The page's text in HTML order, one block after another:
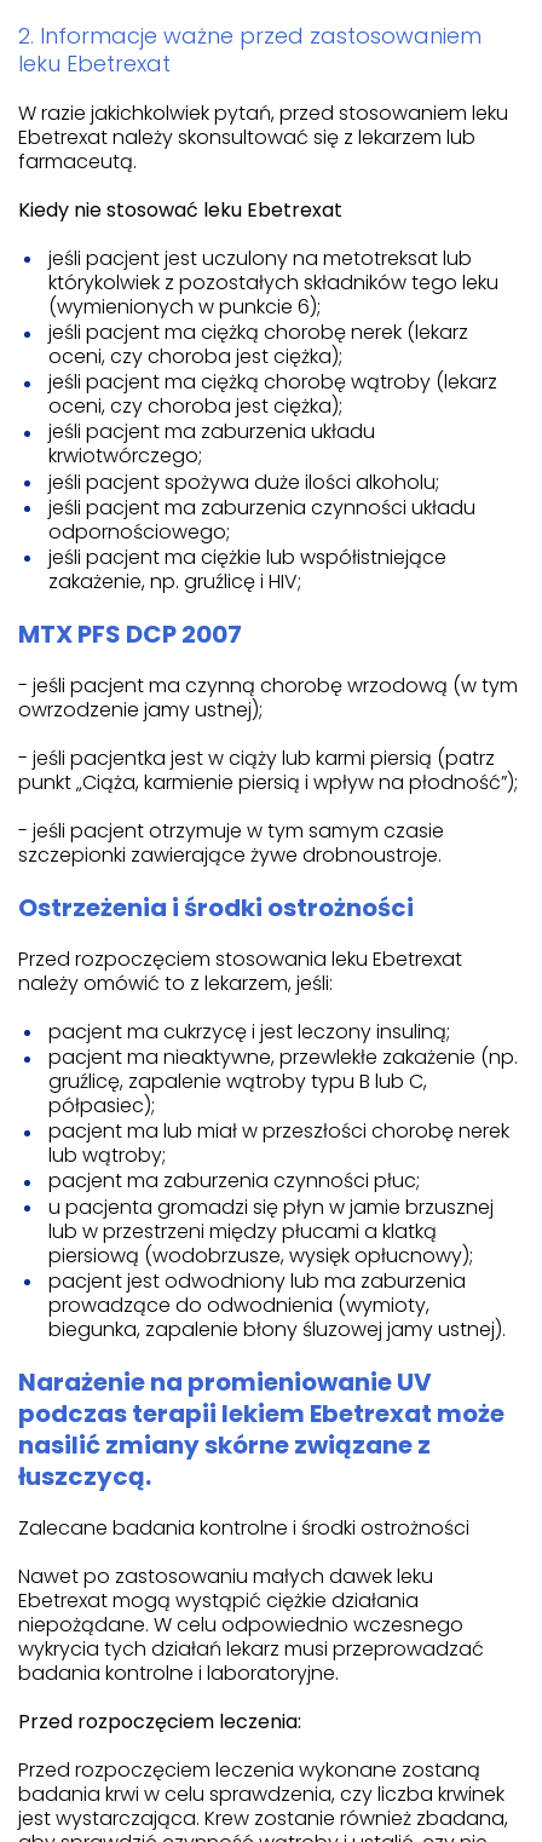
2. Informacje ważne przed zastosowaniem
leku Ebetrexat
W razie jakichkolwiek pytań, przed stosowaniem leku
Ebetrexat należy skonsultować się z lekarzem lub
farmaceutą.
Kiedy nie stosować leku Ebetrexat
jeśli pacjent jest uczulony na metotreksat lub
którykolwiek z pozostałych składników tego leku
(wymienionych w punkcie 6);
jeśli pacjent ma ciężką chorobę nerek (lekarz
oceni, czy choroba jest ciężka);
jeśli pacjent ma ciężką chorobę wątroby (lekarz
oceni, czy choroba jest ciężka);
jeśli pacjent ma zaburzenia układu
krwiotwórczego;
jeśli pacjent spożywa duże ilości alkoholu;
jeśli pacjent ma zaburzenia czynności układu
odpornościowego;
jeśli pacjent ma ciężkie lub współistniejące
zakażenie, np. gruźlicę i HIV;
MTX PFS DCP 2007
- jeśli pacjent ma czynną chorobę wrzodową (w tym
owrzodzenie jamy ustnej);
- jeśli pacjentka jest w ciąży lub karmi piersią (patrz
punkt „Ciąża, karmienie piersią i wpływ na płodność”);
- jeśli pacjent otrzymuje w tym samym czasie
szczepionki zawierające żywe drobnoustroje.
Ostrzeżenia i środki ostrożności
Przed rozpoczęciem stosowania leku Ebetrexat
należy omówić to z lekarzem, jeśli:
pacjent ma cukrzycę i jest leczony insuliną;
pacjent ma nieaktywne, przewlekłe zakażenie (np.
gruźlicę, zapalenie wątroby typu B lub C,
półpasiec);
pacjent ma lub miał w przeszłości chorobę nerek
lub wątroby;
pacjent ma zaburzenia czynności płuc;
u pacjenta gromadzi się płyn w jamie brzusznej
lub w przestrzeni między płucami a klatką
piersiową (wodobrzusze, wysięk opłucnowy);
pacjent jest odwodniony lub ma zaburzenia
prowadzące do odwodnienia (wymioty,
biegunka, zapalenie błony śluzowej jamy ustnej).
Narażenie na promieniowanie UV
podczas terapii lekiem Ebetrexat może
nasilić zmiany skórne związane z
łuszczycą.
Zalecane badania kontrolne i środki ostrożności
Nawet po zastosowaniu małych dawek leku
Ebetrexat mogą wystąpić ciężkie działania
niepożądane. W celu odpowiednio wczesnego
wykrycia tych działań lekarz musi przeprowadzać
badania kontrolne i laboratoryjne.
Przed rozpoczęciem leczenia:
Przed rozpoczęciem leczenia wykonane zostaną
badania krwi w celu sprawdzenia, czy liczba krwinek
jest wystarczająca. Krew zostanie również zbadana,